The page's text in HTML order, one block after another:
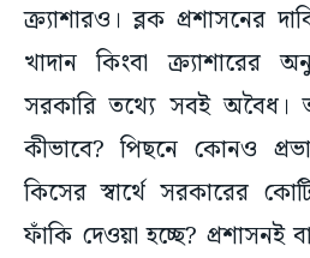
ক্র্যাশারও। ব্লক প্রশাসনের
খাদান কিংবা ক্র্যাশারের
সরকারি তথ্যে সবই অবৈধ।
কীভাবে? পিছনে কোনও
কিসের স্বার্থে সরকারের
ফাঁকি দেওয়া হচ্ছে?